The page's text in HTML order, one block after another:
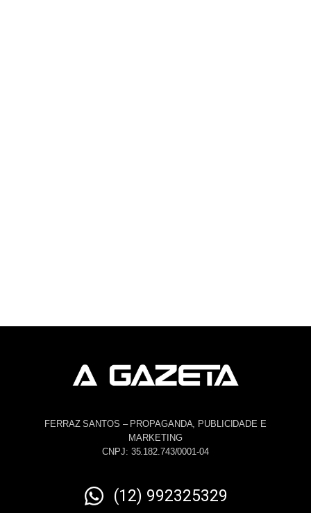
FERRAZ SANTOS – PROPAGANDA, PUBLICIDADE E
MARKETING
CNPJ: 35.182.743/0001-04
(12) 992325329